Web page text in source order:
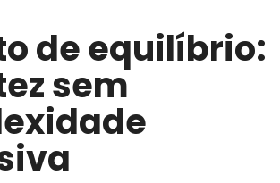
de equilíbrio:
sem